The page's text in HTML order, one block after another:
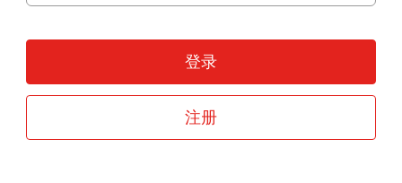
登录
注册